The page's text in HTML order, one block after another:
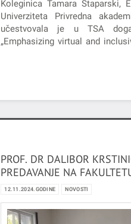
Koleginica Tamara Staparski,
Univerziteta Privredna
učestvovala je u TSA
„Emphasizing virtual and
Zagrebu u periodu 29.10.2024 -
PROF. DR DALIBOR
PREDAVANJE NA
POLITIČKIH NAUKA,
12.11.2024.GODINE NOVOSTI